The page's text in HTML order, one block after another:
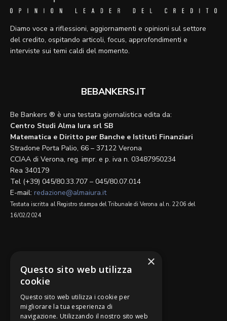
Diamo voce a riflessioni, aggiornamenti e opinioni sul settore
del credito, ospitando articoli, focus, approfondimenti e
interviste sui temi caldi del momento.
BEBANKERS.IT
Be Bankers ® è una testata giornalistica edita da:
Centro Studi Alma Iura srl SB
Matematica e Diritto per Banche e Istituti Finanziari
Stradone Porta Palio, 66 – 37122 Verona
CCIAA di Verona, reg. impr. e p. iva n. 03487950234
Rea 340179
Tel (+39) 045/80.33.707 – 045/80.07.014
E-mail: redazione@almaiura.it
Testata iscritta al Registro stampa del Tribunale di Verona al n. 2206 del
16/02/2024
Be Bankers è ideato da
×
Questo sito web utilizza
cookie
Questo sito web utilizza i cookie per
migliorare la tua esperienza di
navigazione. Utilizzando il nostro sito web